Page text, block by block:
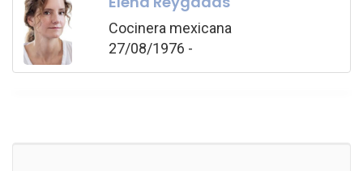
Cocinera mexicana
27/08/1976 -